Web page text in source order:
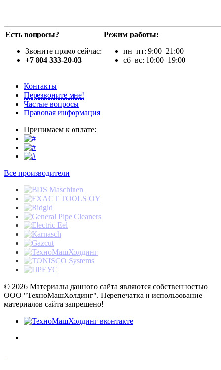
Есть вопросы?
Звоните прямо сейчас:
+7 804 333-20-03
Режим работы:
пн–пт: 9:00–21:00
сб–вс: 10:00–19:00
Контакты
Перезвоните мне!
Частые вопросы
Правовая информация
Принимаем к оплате:
Все производители
© 2026 Материалы данного сайта являются собственностью
ООО "ТехноМашХолдинг". Перепечатка и использование
материалов сайта запрещено!